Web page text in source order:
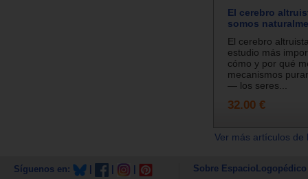
El cerebro
somos
El cerebro
estudio más
cómo y por qué
mecanismos
— los seres...
32.00 €
Ver más artículos
Síguenos en: Sobre EspacioLogopédico